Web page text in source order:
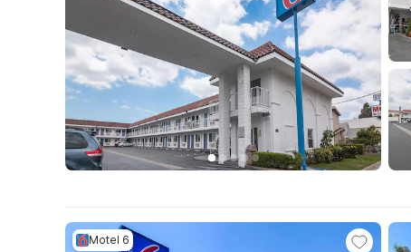
Motel 6